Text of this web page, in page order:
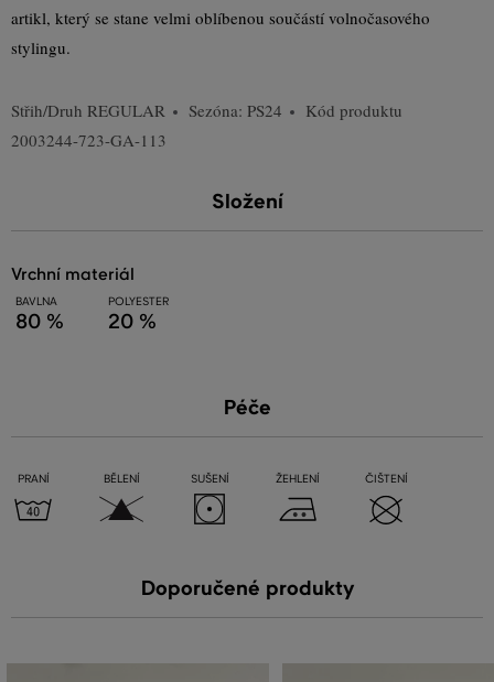
artikl, který se stane velmi oblíbenou součástí volnočasového
stylingu.
Střih/Druh REGULAR Sezóna: PS24
Kód produktu
2003244-723-GA-113
Složení
vrchní materiál
BAVLNA
80 %
POLYESTER
20 %
Péče
PRANÍ BĚLENÍ SUŠENÍ ŽEHLENÍ ČIŠTENÍ
Doporučené produkty